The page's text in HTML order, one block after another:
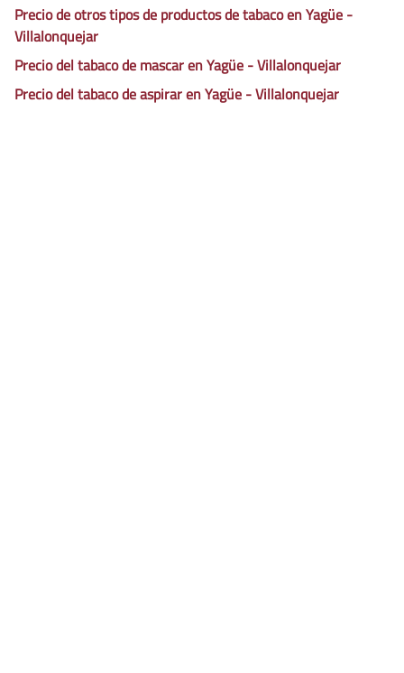
Precio de otros tipos de productos de tabaco en Yagüe -
Villalonquejar
Precio del tabaco de mascar en Yagüe - Villalonquejar
Precio del tabaco de aspirar en Yagüe - Villalonquejar